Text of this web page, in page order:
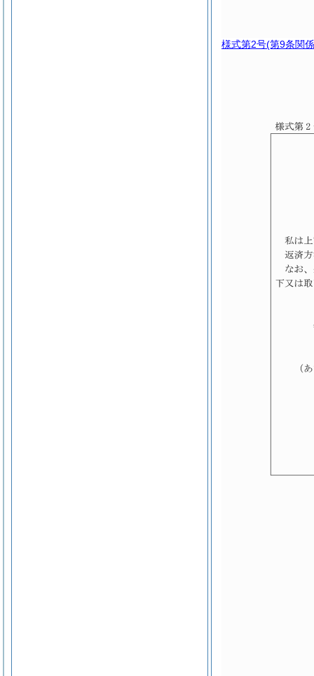
様式第2号(第9条関